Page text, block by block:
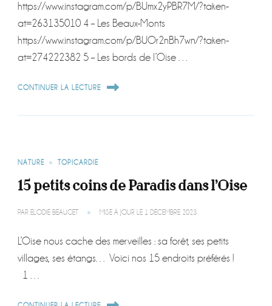
https://www.instagram.com/p/BUmx2yPBR7M/?taken-
at=263135010 4 – Les Beaux-Monts
https://www.instagram.com/p/BUOr2nBh7wn/?taken-
at=274222382 5 – Les bords de l’Oise …
CONTINUER LA LECTURE
NATURE TOPICARDIE
15 petits coins de Paradis dans l’Oise
PAR ELODIE BEAUGET MISE À JOUR LE 1 DÉCEMBRE 2023
L’Oise nous cache des merveilles : sa forêt, ses petits
villages, ses étangs… Voici nos 15 endroits préférés !
1 …